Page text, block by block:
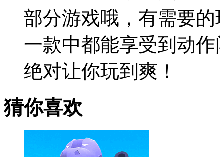
部分游戏哦，有需要
一款中都能享受到动
绝对让你玩到爽！
猜你喜欢